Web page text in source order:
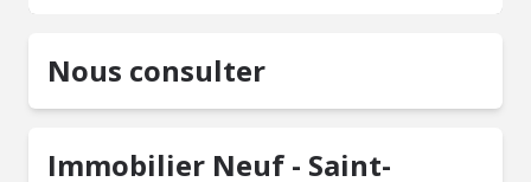
Nous consulter
Immobilier Neuf - Saint-